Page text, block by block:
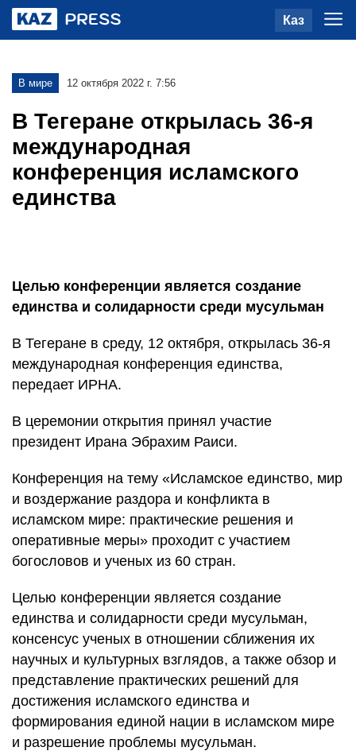
Каз
В мире 12 октября 2022 г. 7:56
В Тегеране открылась 36-я
международная
конференция исламского
единства
Целью конференции является создание
единства и солидарности среди мусульман​​​​​​​
В Тегеране в среду, 12 октября, открылась 36-я
международная конференция единства,
передает ИРНА.
В церемонии открытия принял участие
президент Ирана Эбрахим Раиси.
Конференция на тему «Исламское единство, мир
и воздержание раздора и конфликта в
исламском мире: практические решения и
оперативные меры» проходит с участием
богословов и ученых из 60 стран.
Целью конференции является создание
единства и солидарности среди мусульман,
консенсус ученых в отношении сближения их
научных и культурных взглядов, а также обзор и
представление практических решений для
достижения исламского единства и
формирования единой нации в исламском мире
и разрешение проблемы мусульман.